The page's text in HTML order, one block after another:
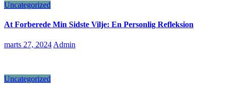
Uncategorized
At Forberede Min Sidste Vilje: En Personlig Refleksion
marts 27, 2024 Admin
Uncategorized